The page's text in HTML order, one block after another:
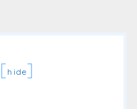
[ hide]